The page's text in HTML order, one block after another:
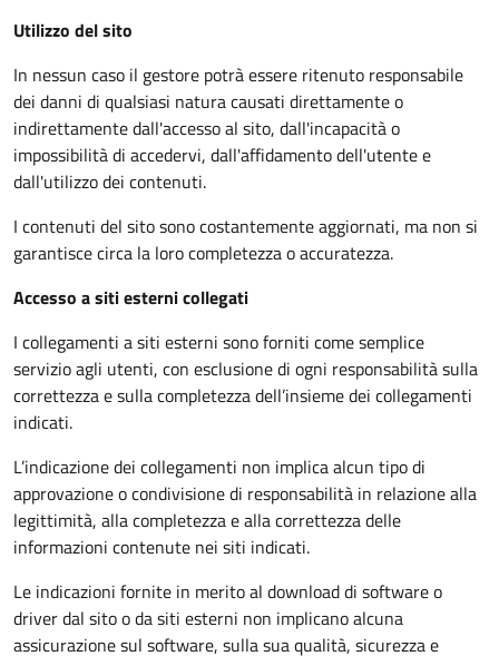
Utilizzo del sito
In nessun caso il gestore potrà essere ritenuto responsabile
dei danni di qualsiasi natura causati direttamente o
indirettamente dall'accesso al sito, dall'incapacità o
impossibilità di accedervi, dall'affidamento dell'utente e
dall'utilizzo dei contenuti.
I contenuti del sito sono costantemente aggiornati, ma non si
garantisce circa la loro completezza o accuratezza.
Accesso a siti esterni collegati
I collegamenti a siti esterni sono forniti come semplice
servizio agli utenti, con esclusione di ogni responsabilità sulla
correttezza e sulla completezza dell’insieme dei collegamenti
indicati.
L’indicazione dei collegamenti non implica alcun tipo di
approvazione o condivisione di responsabilità in relazione alla
legittimità, alla completezza e alla correttezza delle
informazioni contenute nei siti indicati.
Le indicazioni fornite in merito al download di software o
driver dal sito o da siti esterni non implicano alcuna
assicurazione sul software, sulla sua qualità, sicurezza e